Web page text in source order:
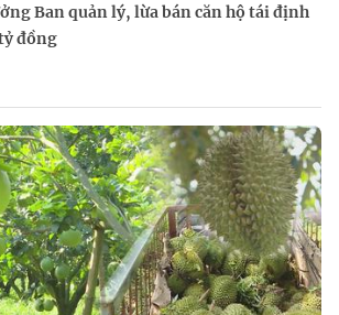
Ban quản lý, lừa bán căn hộ tái định
đồng